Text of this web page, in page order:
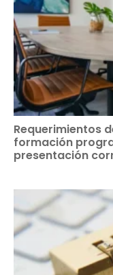
Requerimientos
formación
presentación